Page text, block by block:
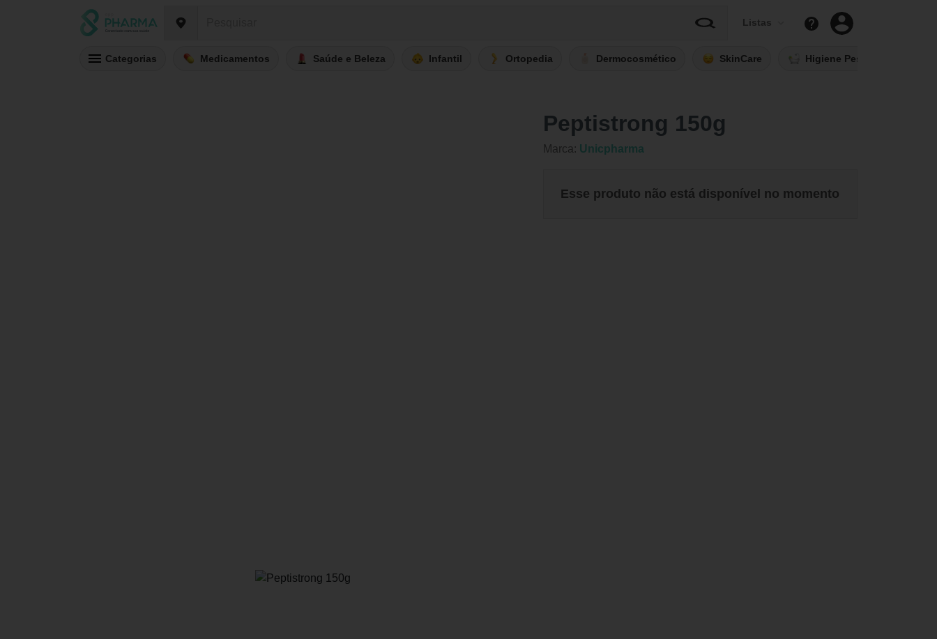
Listas
Categorias Medicamentos Saúde e Beleza Infantil Ortopedia Dermocosmético SkinCare Higiene Pessoal
Peptistrong 150g
Marca: Unicpharma
Esse produto não está disponível no momento